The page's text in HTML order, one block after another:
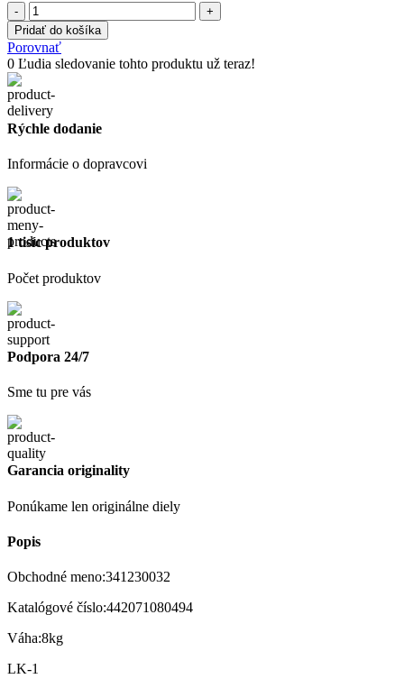
množstvo
Hriadeľ
spodná
originál
T815-
vojak
Pridať do košíka
Porovnať
0 Ľudia sledovanie tohto produktu už teraz!
Rýchle dodanie
Informácie o dopravcovi
1 tisíc produktov
Počet produktov
Podpora 24/7
Sme tu pre vás
Garancia originality
Ponúkame len originálne diely
Popis
Obchodné meno:341230032
Katalógové číslo:442071080494
Váha:8kg
LK-1